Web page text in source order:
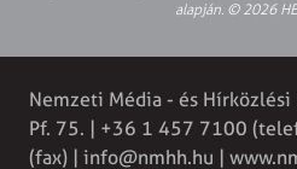
alapján. © 2026
Nemzeti Média - és Hírközlési
Pf. 75. | +36 1 457 7100
(fax) | info@nmhh.hu |